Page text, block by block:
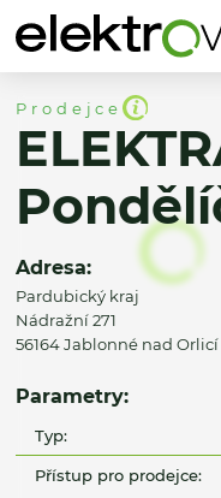
Prodejce
Adresa:
Pardubický kraj
Nádražní 271
56164 Jablonné nad Orlicí
Parametry:
Typ:
Přístup pro prodejce: